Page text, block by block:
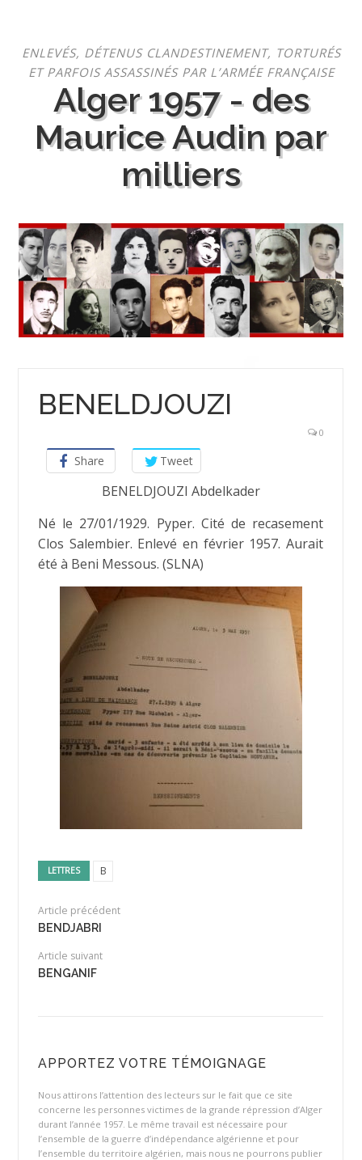
contenu
ENLEVÉS, DÉTENUS CLANDESTINEMENT, TORTURÉS
ET PARFOIS ASSASSINÉS PAR L’ARMÉE FRANÇAISE
Alger 1957 - des
Maurice Audin par
milliers
BENELDJOUZI
0
Share Tweet
BENELDJOUZI Abdelkader
Né le 27/01/1929. Pyper. Cité de recasement
Clos Salembier. Enlevé en février 1957. Aurait
été à Beni Messous. (SLNA)
LETTRES B
Article précédent
BENDJABRI
Article suivant
BENGANIF
APPORTEZ VOTRE TÉMOIGNAGE
Nous attirons l’attention des lecteurs sur le fait que ce site
concerne les personnes victimes de la grande répression d’Alger
durant l’année 1957. Le même travail est nécessaire pour
l’ensemble de la guerre d’indépendance algérienne et pour
l’ensemble du territoire algérien, mais nous ne pourrons publier